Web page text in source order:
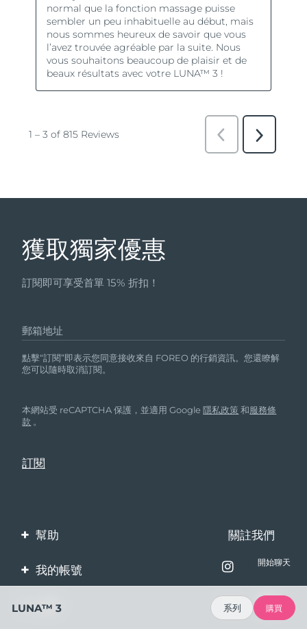
獲取獨家優惠
訂閱即可享受首單 15% 折扣！
郵箱地址
點擊“訂閱”即表示您同意接收來自 FOREO 的行銷資訊。您還瞭解
您可以隨時取消訂閱。
本網站受 reCAPTCHA 保護，並適用 Google隱私政策 和服務條
款 。
幫助
聯繫我們
訂單與運輸
保修與退換貨
關註我們
我的帳號
企業
開始聊天
LUNA™ 3 系列 購買